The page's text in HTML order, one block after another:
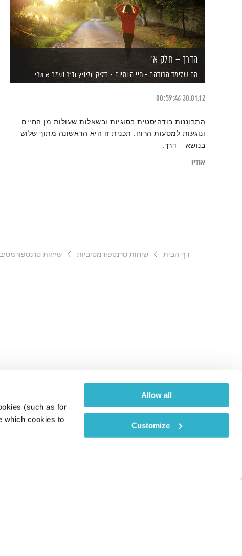
(such as for
which cookies to
Allow all
Customize
הדרך – חלק א'
מה שלימד הבודהה - חיי היומיום דליק ווליניץ וד"ר נעמה אושרי
30.01.12
00:59:46
התבוננות בודהיסטית בסוגיות ובשאלות שעולות מן החיים
ונוגעות למסעות הרוח. תכנית זו היא הראשונה מתוך שלוש
בנושא – דרך.
אודיו
דף הבית שיחות טרנספורמטיביות שיחות טרנספורמטיביות –